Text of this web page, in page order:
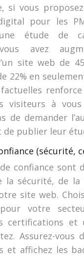
si vous
pour les
étude de
avez
site web de
22% en
visiteurs à vous
de demander
de publier leur
(sécurité,
confiance sont
la sécurité, de
site web.
votre
certifications et
Assurez-vous
et affichez les